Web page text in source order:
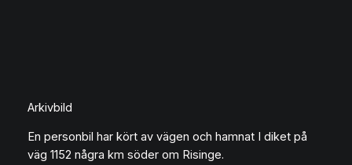
Arkivbild
En personbil har kört av vägen och hamnat I diket på
väg 1152 några km söder om Risinge.